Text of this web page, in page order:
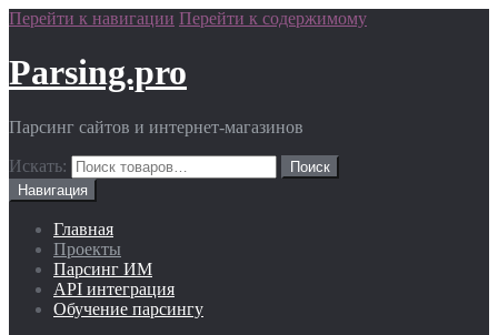
Перейти к навигации Перейти к содержимому
Parsing.pro
Парсинг сайтов и интернет-магазинов
Искать:
Навигация
Главная
Проекты
Парсинг ИМ
API интеграция
Обучение парсингу